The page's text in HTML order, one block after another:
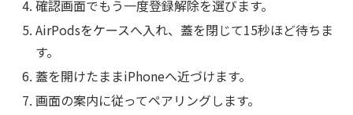
確認画面でもう一度登録解除を選びます。
AirPodsをケースへ入れ、蓋を閉じて15秒ほど待ちま
す。
蓋を開けたままiPhoneへ近づけます。
画面の案内に従ってペアリングします。